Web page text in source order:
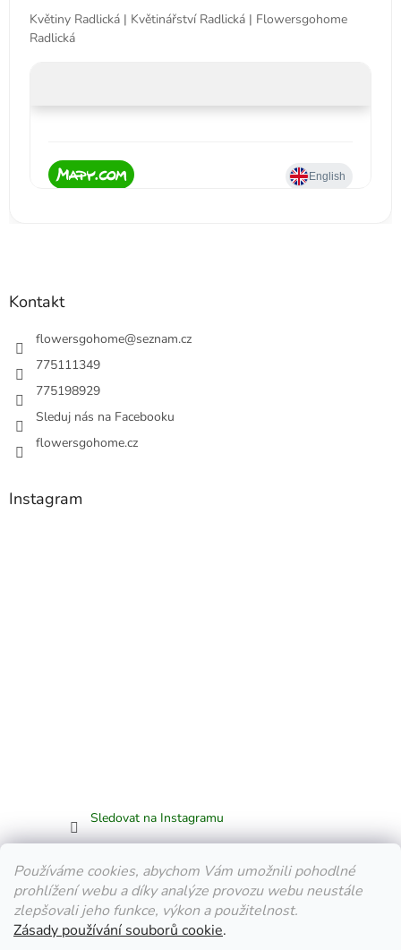
Používáme cookies, abychom Vám umožnili pohodlné
prohlížení webu a díky analýze provozu webu neustále
zlepšovali jeho funkce, výkon a použitelnost.
Zásady používání souborů cookie.
Květiny Radlická | Květinářství Radlická | Flowersgohome
Radlická
Kontakt
flowersgohome@seznam.cz
775111349
775198929
Sleduj nás na Facebooku
flowersgohome.cz
Instagram
Sledovat na Instagramu
Facebook